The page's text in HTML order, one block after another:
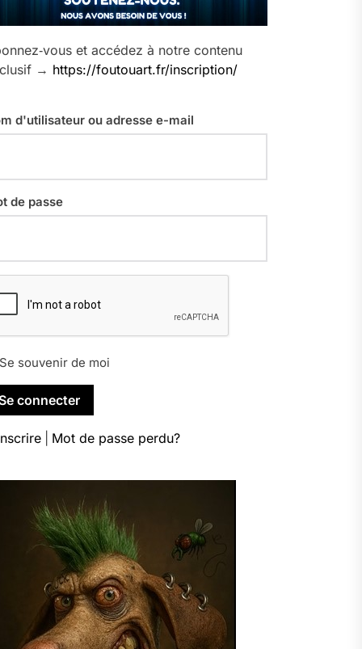
et accédez à notre contenu
→ https://foutouart.fr/inscription/
d'utilisateur ou adresse e-mail
de passe
souvenir de moi
Mot de passe perdu?